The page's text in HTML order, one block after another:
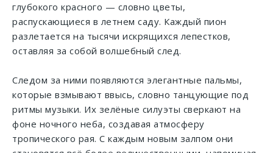
глубокого красного — словно цветы,
распускающиеся в летнем саду. Каждый пион
разлетается на тысячи искрящихся лепестков,
оставляя за собой волшебный след.
Следом за ними появляются элегантные пальмы,
которые взмывают ввысь, словно танцующие под
ритмы музыки. Их зелёные силуэты сверкают на
фоне ночного неба, создавая атмосферу
тропического рая. С каждым новым залпом они